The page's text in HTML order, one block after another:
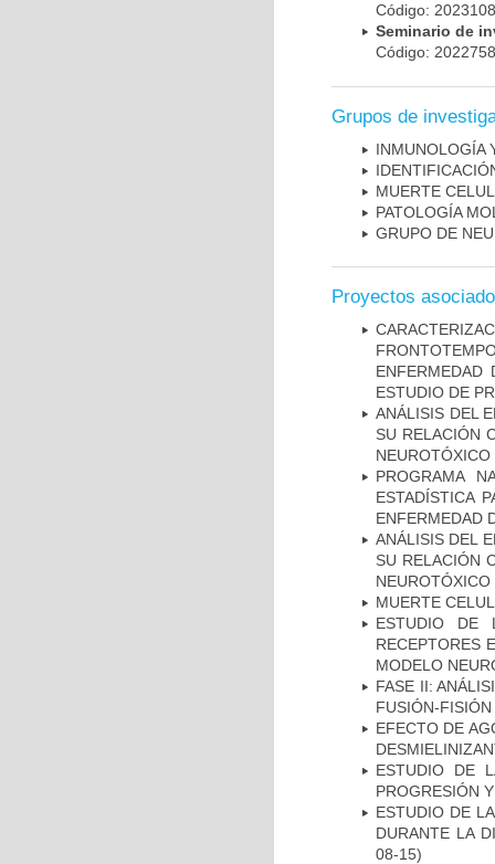
Código:
Seminario de
Código:
Grupos de
INMUNOLOGÍA
MUERTE
PATOLOGÍA
GRUPO DE
Proyectos
ENFERMEDAD
ESTUDIO DE
ANÁLISIS DEL
SU RELACIÓN
NEUROTÓXICO
PROGRAMA
ESTADÍSTICA
ENFERMEDAD
ANÁLISIS DEL
SU RELACIÓN
NEUROTÓXICO
MUERTE
ESTUDIO DE
RECEPTORES
MODELO
FASE II:
FUSIÓN-
EFECTO DE
ESTUDIO DE
PROGRESIÓN
ESTUDIO DE
DURANTE LA
08-15)